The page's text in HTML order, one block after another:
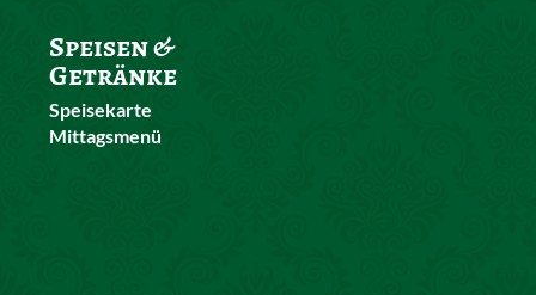
Speisen &
Getränke
Speisekarte
Mittagsmenü